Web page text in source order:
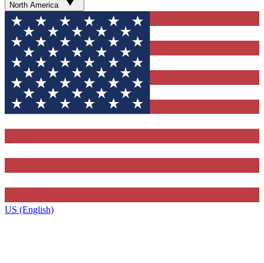
North America
US (English)